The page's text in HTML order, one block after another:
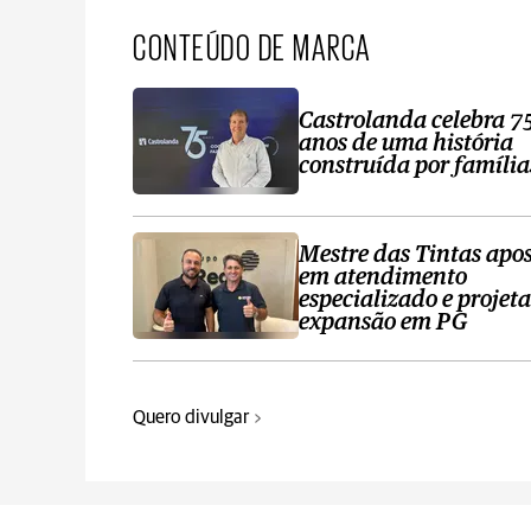
CONTEÚDO DE MARCA
Castrolanda celebra
anos de uma história
construída por
Mestre das Tintas
em atendimento
especializado e projeta
expansão em PG
Quero divulgar